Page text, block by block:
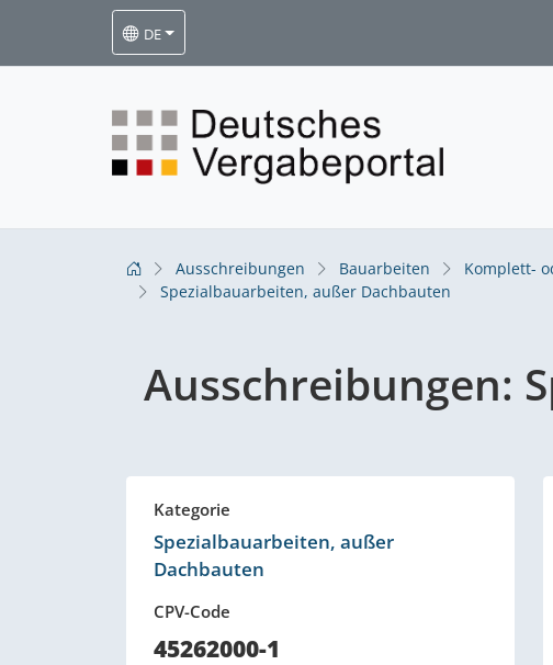
DE
Ausschreibungen Bauarbeiten Komplett-
Spezialbauarbeiten, außer Dachbauten
Ausschreibungen:
Kategorie
Spezialbauarbeiten, außer
Dachbauten
CPV-Code
45262000-1